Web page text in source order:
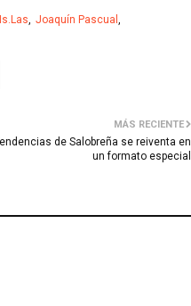
Is.Las
Joaquín Pascual
MÁS RECIENTE
de Salobreña se reiventa en
un formato especial